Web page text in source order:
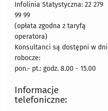
Infolinia Statystyczna: 22 279
99 99
(opłata zgodna z taryfą
operatora)
Konsultanci są dostępni w dni
robocze:
pon.- pt.: godz. 8.00 - 15.00
Informacje
telefoniczne: